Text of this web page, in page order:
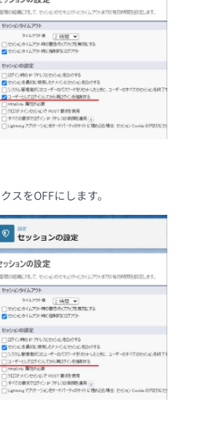
スをOFFにします。